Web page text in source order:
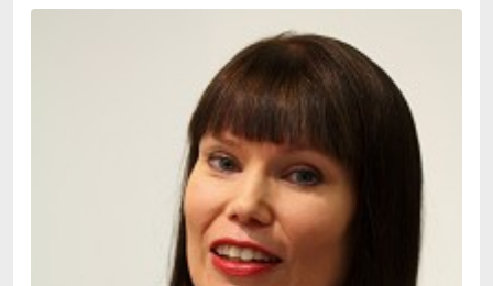
Abbey, Kieran
Abrahams, Peter (f. 1919)